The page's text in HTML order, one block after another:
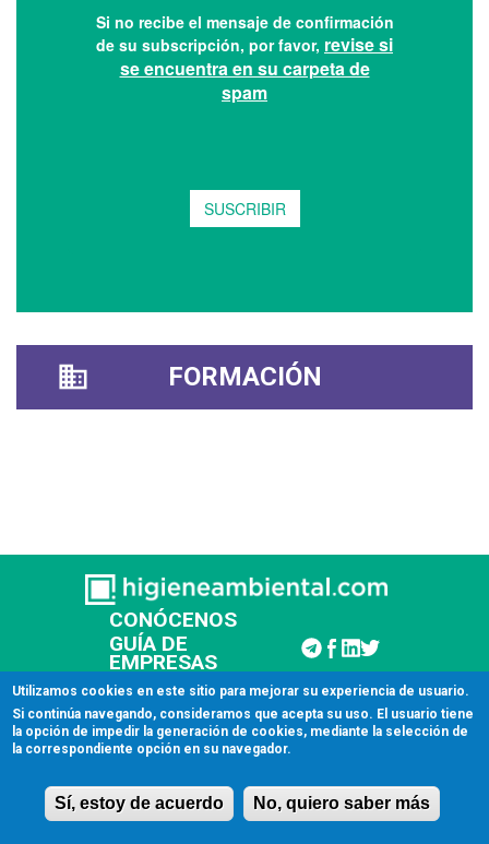
FORMACIÓN
CONÓCENOS
GUÍA DE
EMPRESAS
CONTACTAR
© 2026 Higiene Ambiental
Aviso legal
Utilizamos cookies en este sitio para mejorar su experiencia de usuario.
Si continúa navegando, consideramos que acepta su uso. El usuario tiene
la opción de impedir la generación de cookies, mediante la selección de
la correspondiente opción en su navegador.
Sí, estoy de acuerdo No, quiero saber más